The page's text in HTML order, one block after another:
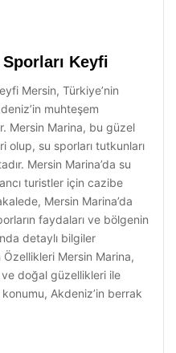
Keyfi
Mersin, Türkiye’nin
muhteşem
Mersin Marina, bu güzel
olup, su sporları tutkunları
Mersin Marina’da su
turistler için cazibe
Mersin Marina’da
faydaları ve bölgenin
detaylı bilgiler
Özellikleri Mersin Marina,
ve doğal güzellikleri ile
Akdeniz’in berrak